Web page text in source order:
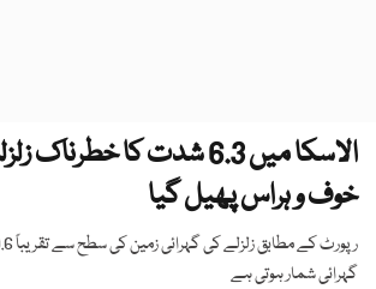
الاسکا میں 6.3 شدت کا
خوف و ہراس پھیل گیا
گہرائی شمار ہوتی ہے